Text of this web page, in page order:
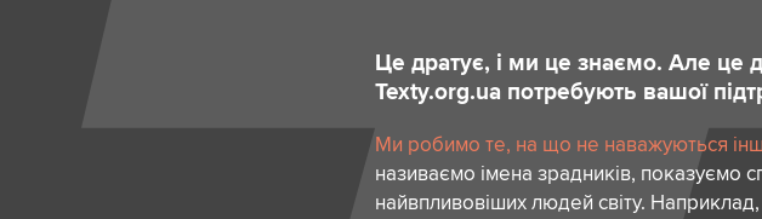
Це дратує, і ми це знаємо. Але це
Texty.org.ua потребують вашої
Ми робимо те, на що не наважуються
називаємо імена зрадників, показуємо
найвпливовіших людей світу.